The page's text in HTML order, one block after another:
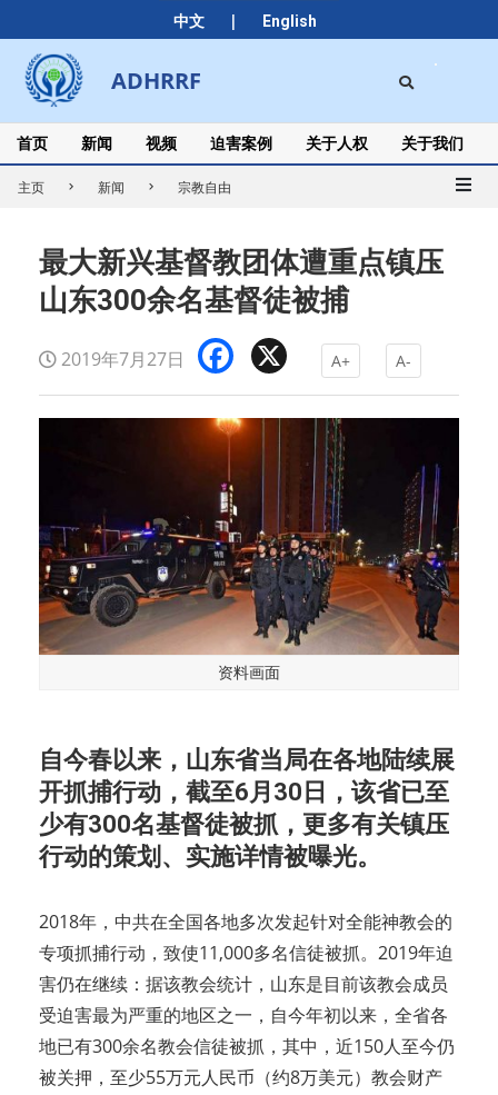
中文 | English
to
content
ADHRRF
Secondary
Navigation
Menu
首页 新闻 视频 迫害案例 关于人权 关于我们
主页 新闻 宗教自由
最大新兴基督教团体遭重点镇压
山东300余名基督徒被捕
2019年7月27日 Facebook A+ A-
资料画面
自今春以来，山东省当局在各地陆续展
开抓捕行动，截至6月30日，该省已至
少有300名基督徒被抓，更多有关镇压
行动的策划、实施详情被曝光。
2018年，中共在全国各地多次发起针对全能神教会的
专项抓捕行动，致使11,000多名信徒被抓。2019年迫
害仍在继续：据该教会统计，山东是目前该教会成员
受迫害最为严重的地区之一，自今年初以来，全省各
地已有300余名教会信徒被抓，其中，近150人至今仍
被关押，至少55万元人民币（约8万美元）教会财产